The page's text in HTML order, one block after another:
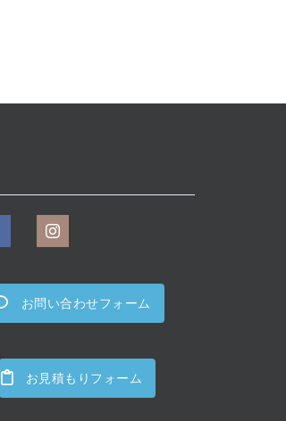
お問い合わせフォーム
お見積もりフォーム